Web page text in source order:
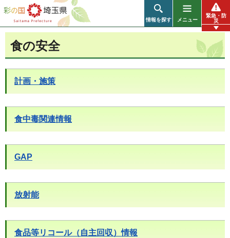
彩の国 埼玉県
情報を探す メニュー
緊急・防
災
食の安全
計画・施策
食中毒関連情報
GAP
放射能
食品等リコール（自主回収）情報